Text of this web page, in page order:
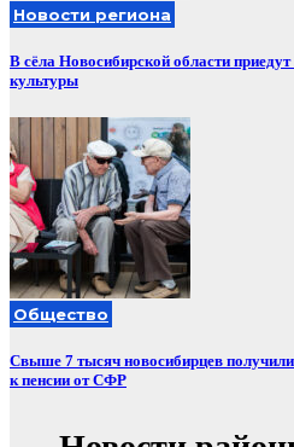
Новости региона
В сёла Новосибирской области
культуры
Общество
Свыше 7 тысяч новосибирцев
к пенсии от СФР